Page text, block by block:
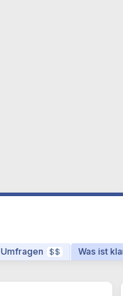
Umfragen $$ Was ist